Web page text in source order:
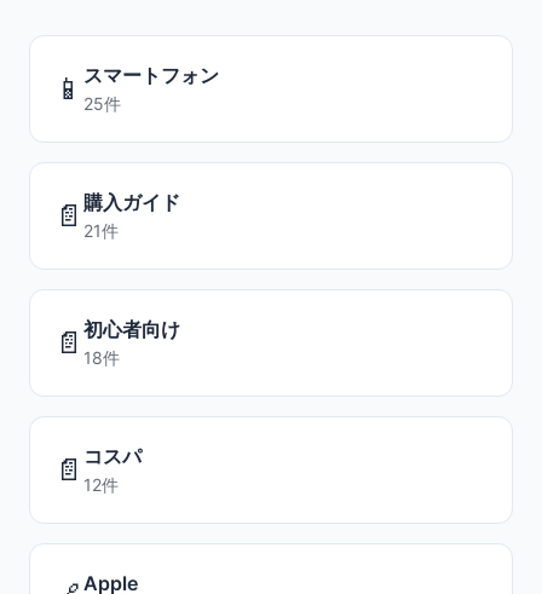
📱 スマートフォン
25件
📄 購入ガイド
21件
📄 初心者向け
18件
📄 コスパ
12件
Apple